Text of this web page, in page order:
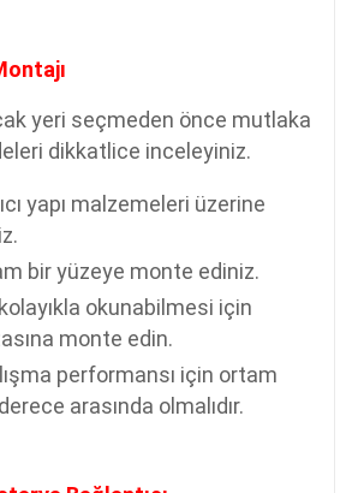
yeri seçmeden önce mutlaka
dikkatlice inceleyiniz.
yapı malzemeleri üzerine
bir yüzeye monte ediniz.
okunabilmesi için
monte edin.
performansı için ortam
arasında olmalıdır.